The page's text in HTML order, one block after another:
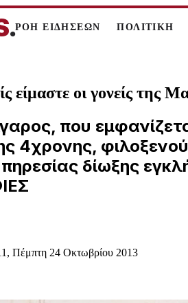
.ΡΟΗ ΕΙΔΗΣΕΩΝ ΠΟΛΙΤΙΚΗ
οι γονείς της
που
4χρονης,
δίωξης
Πέμπτη 24 Οκτωβρίου 2013